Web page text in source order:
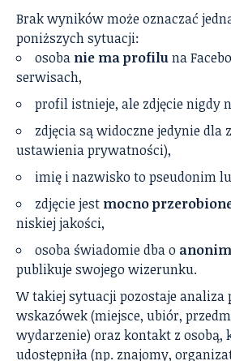
Brak wyników może oznaczać
poniższych sytuacji:
osoba nie ma profiluna
serwisach,
profil istnieje, ale zdjęcie nigdy
zdjęcia są widoczne jedynie dla
ustawienia prywatności),
imię i nazwisko to pseudonim
zdjęcie jest mocno
niskiej jakości,
osoba świadomie dba o
publikuje swojego wizerunku.
W takiej sytuacji pozostaje analiza
wskazówek (miejsce, ubiór,
wydarzenie) oraz kontakt z osobą,
udostępniła (np. znajomy,